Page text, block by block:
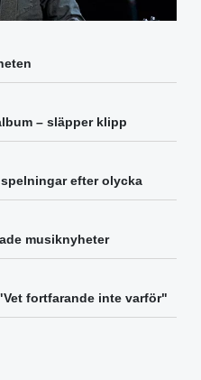
– släpper klipp
efter olycka
musiknyheter
fortfarande inte varför"